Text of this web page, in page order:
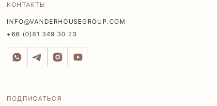
КОНТАКТЫ
INFO@VANDERHOUSEGROUP.COM
+66 (0)81 349 30 23
ПОДПИСАТЬСЯ